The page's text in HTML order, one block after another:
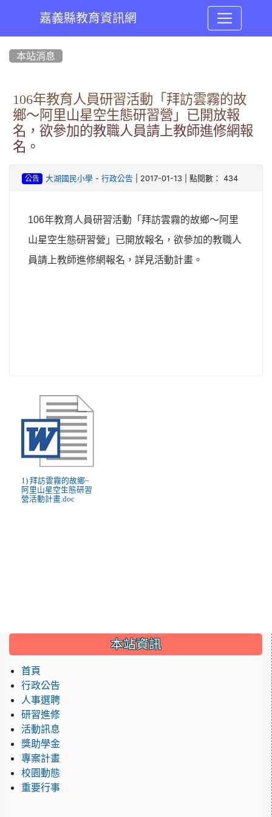
嘉義縣教育資訊網
本站消息
106年教育人員研習活動「拜訪雲霧的故
鄉〜阿里山星空生態研習營」已開放報
名，欲參加的教職人員請上教師進修網報
名。
公告 大湖國民小學- 行政公告 | 2017-01-13 | 點閱數： 434
106年教育人員研習活動「拜訪雲霧的故鄉〜阿里
山星空生態研習營」已開放報名，欲參加的教職人
員請上教師進修網報名， 詳見活動計畫。
1) 拜訪雲霧的故鄉~
阿里山星空生態研習
營活動計畫.doc
::: 本站資訊
首頁
行政公告
人事選聘
研習進修
活動訊息
獎助學金
專案計畫
校園動態
重要行事